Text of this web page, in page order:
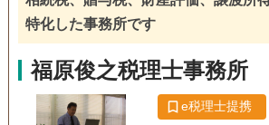
バイスを提供することができます。 弊所はお客様と密にコミ
決策を提供することを目指しています。
本物です。弊所のサービスはお客様のビ
営し成長を促進するために必要なものです。 弊所は、「
戸籍収集 相続人調査
電話相談可 土日相談可 初回相談無料
事務所面談可
特化した事務所です
福原俊之税理士事務所
e税理士提携